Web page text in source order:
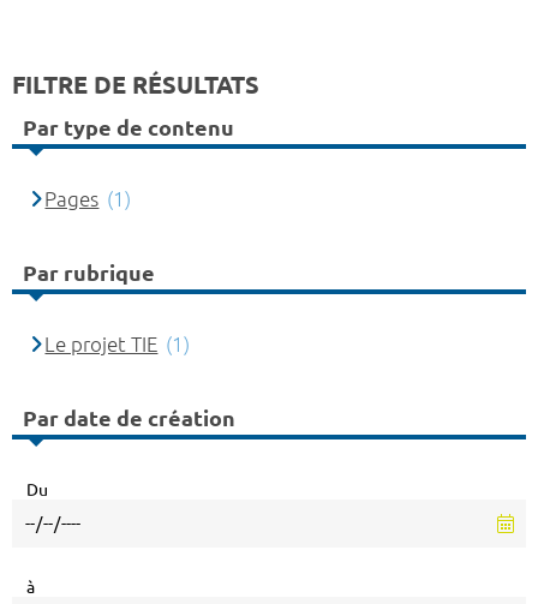
FILTRE DE RÉSULTATS
Par type de contenu
Pages (1)
Par rubrique
Le projet TIE (1)
Par date de création
Du
à